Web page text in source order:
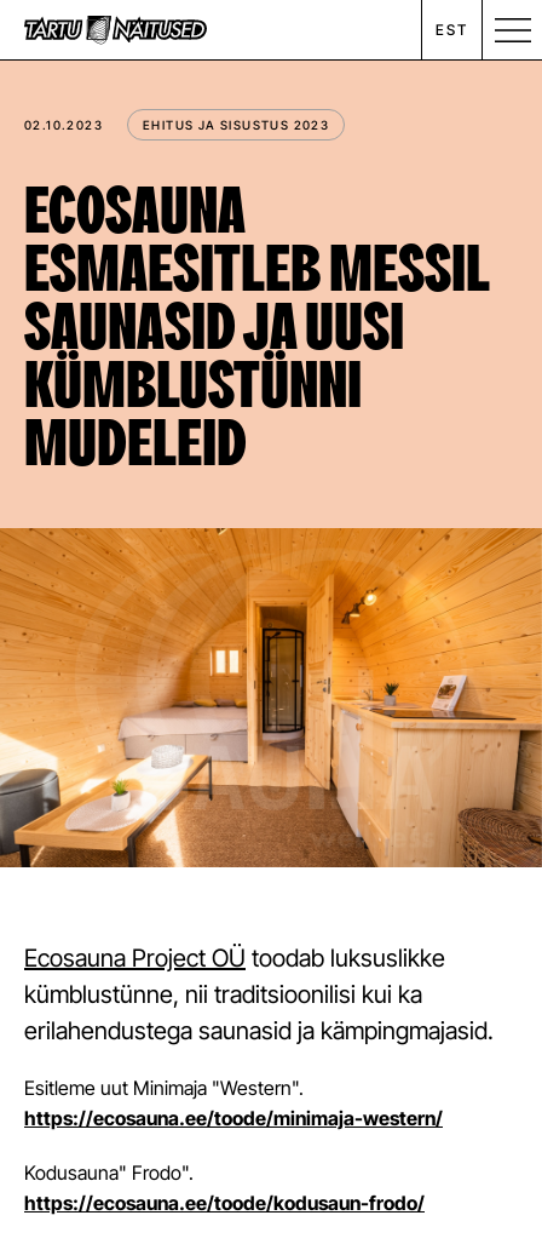
MESSIKALENDER
RENT
ETTEVÕTTEST
UUDISED
KONTAKT
EST
02.10.2023 EHITUS JA SISUSTUS 2023
ECOSAUNA
ESMAESITLEB MESSIL
SAUNASID JA UUSI
KÜMBLUSTÜNNI
MUDELEID
Ecosauna Project OÜ toodab luksuslikke
kümblustünne, nii traditsioonilisi kui ka
erilahendustega saunasid ja kämpingmajasid.
Esitleme uut Minimaja "Western".
https://ecosauna.ee/toode/minimaja-western/
Kodusauna" Frodo".
https://ecosauna.ee/toode/kodusaun-frodo/